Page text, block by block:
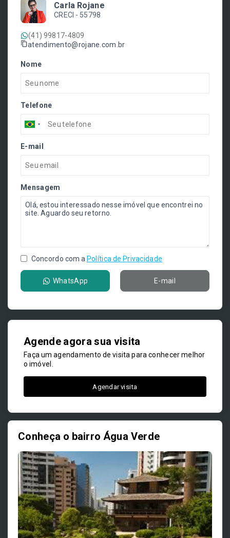
Carla Rojane
CRECI - 55798
(41) 99817-4809
atendimento@rojane.com.br
Nome
Telefone
E-mail
Mensagem
Concordo com a Política de Privacidade
WhatsApp E-mail
Agende agora sua visita
Faça um agendamento de visita para conhecer melhor
o imóvel.
Agendar visita
Conheça o bairro Água Verde